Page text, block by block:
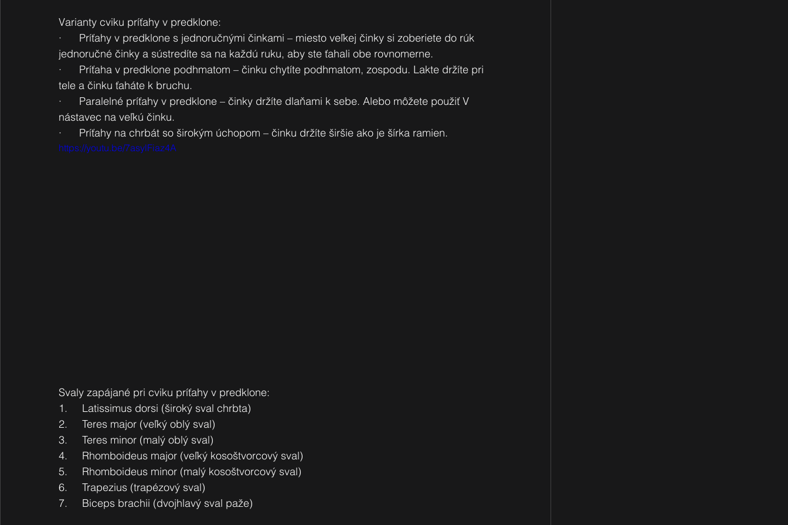
Varianty cviku príťahy v predklone:
·      Príťahy v predklone s jednoručnými činkami – miesto veľkej činky si zoberiete do rúk
jednoručné činky a sústredíte sa na každú ruku, aby ste ťahali obe rovnomerne.
·      Príťaha v predklone podhmatom – činku chytíte podhmatom, zospodu. Lakte držíte pri
tele a činku ťaháte k bruchu.
·      Paralelné príťahy v predklone – činky držíte dlaňami k sebe. Alebo môžete použiť V
nástavec na veľkú činku.
·      Príťahy na chrbát so širokým úchopom – činku držíte širšie ako je šírka ramien.
https://youtu.be/7asylFiaz4A
Svaly zapájané pri cviku príťahy v predklone:
1.     Latissimus dorsi (široký sval chrbta)
2.     Teres major (veľký oblý sval)
3.     Teres minor (malý oblý sval)
4.     Rhomboideus major (veľký kosoštvorcový sval)
5.     Rhomboideus minor (malý kosoštvorcový sval)
6.     Trapezius (trapézový sval)
7.     Biceps brachii (dvojhlavý sval paže)